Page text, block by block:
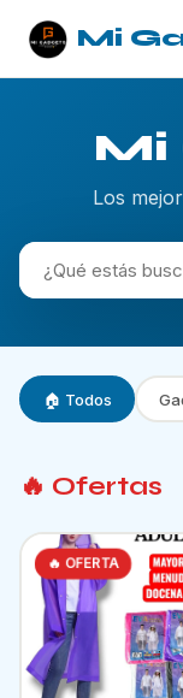
Mi
Mi
Los
🏠 Todos
🔥 Ofertas
🔥 OFERTA